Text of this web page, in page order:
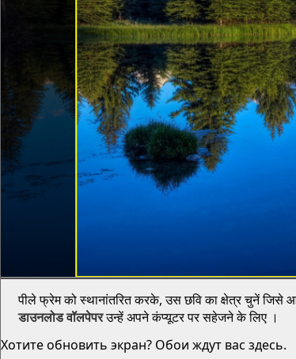
पीले फ्रेम को स्थानांतरित करके, उस छवि का क्षेत्र चुनें जिसे
डाउनलोड वॉलपेपरउन्हें अपने कंप्यूटर पर सहेजने के लिए ।
Хотите обновить экран? Обои ждут вас здесь.